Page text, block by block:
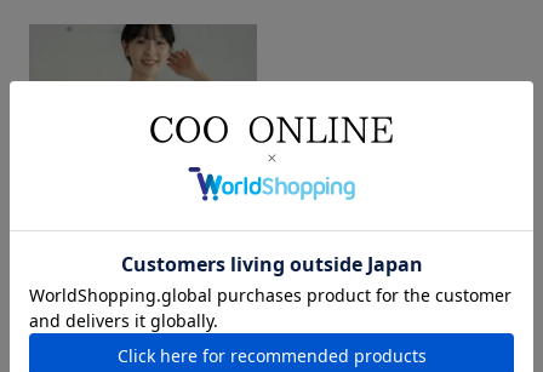
【MORE PRICE DOWN】ダンシ
ングフルーツ刺繍ゆるTee
オフホワイト